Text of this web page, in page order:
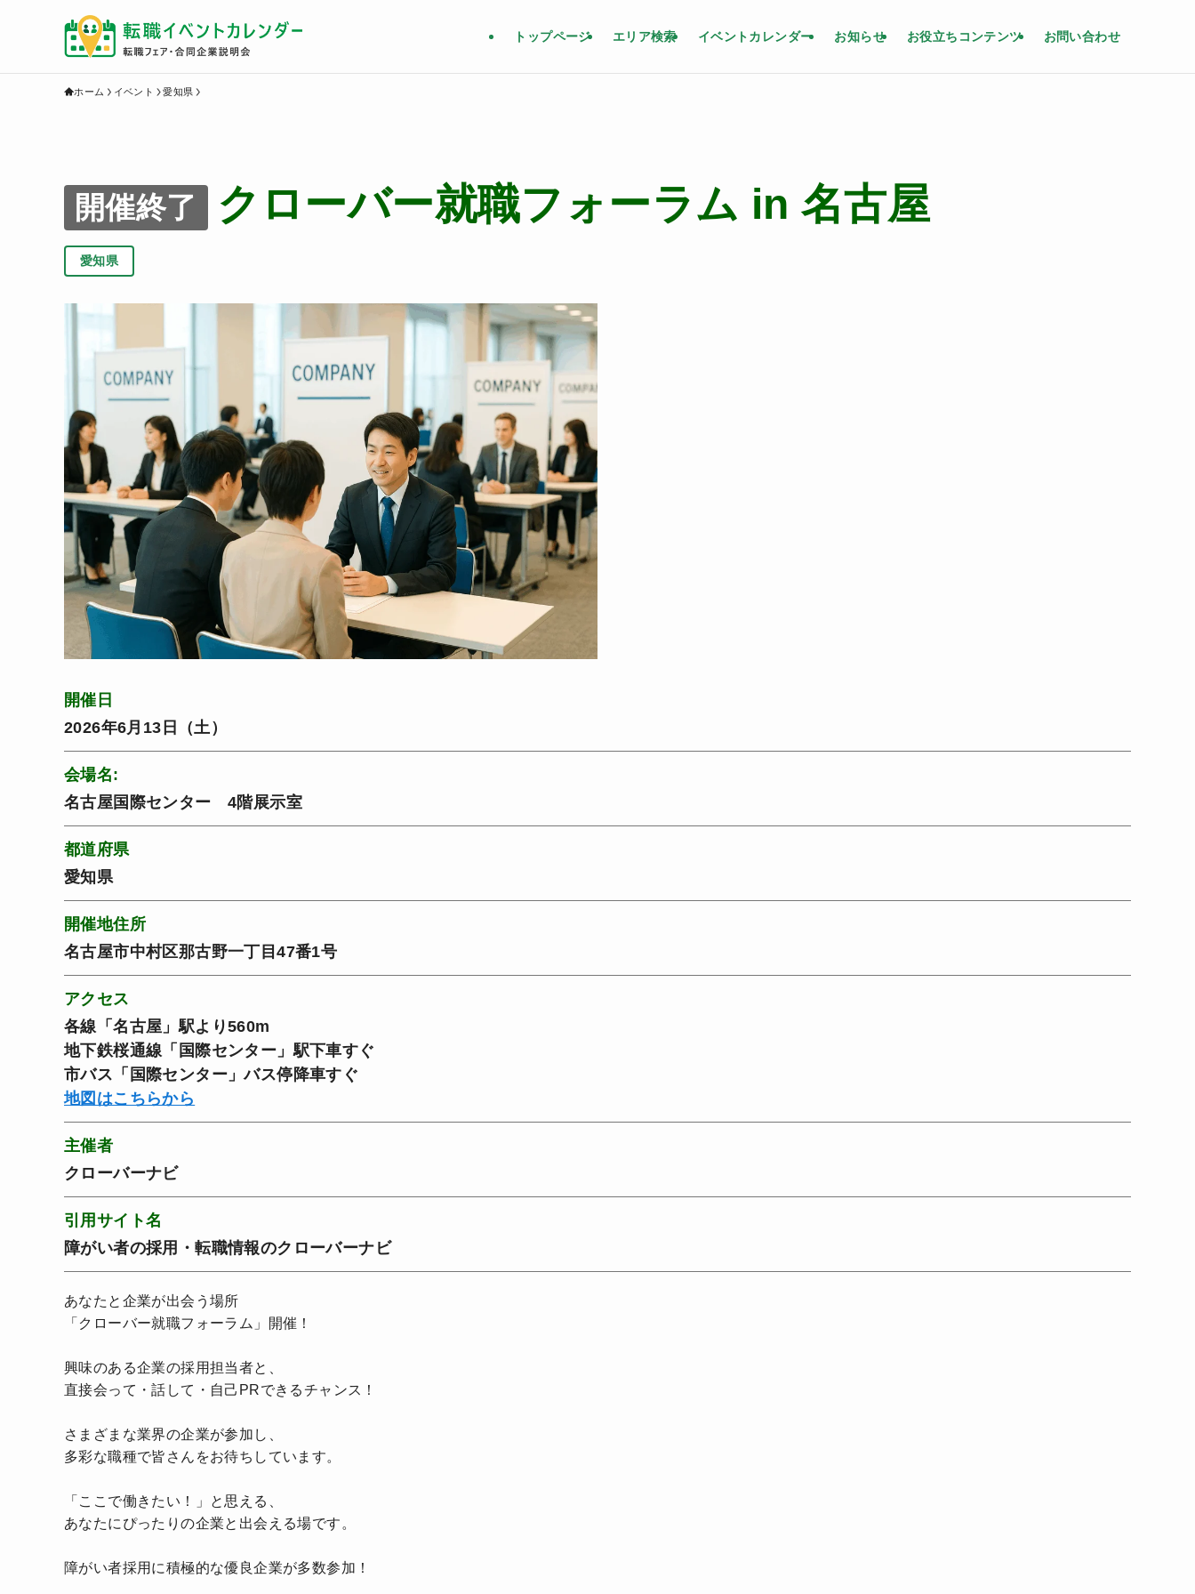
トップページ エリア検索 イベントカレンダー お知らせ お役立ちコンテンツ お問い合わせ
ホーム イベント 愛知県
開催終了 クローバー就職フォーラム in 名古屋
愛知県
開催日
2026年6月13日（土）
会場名:
名古屋国際センター 4階展示室
都道府県
愛知県
開催地住所
名古屋市中村区那古野一丁目47番1号
アクセス
各線「名古屋」駅より560m
地下鉄桜通線「国際センター」駅下車すぐ
市バス「国際センター」バス停降車すぐ
地図はこちらから
主催者
クローバーナビ
引用サイト名
障がい者の採用・転職情報のクローバーナビ
あなたと企業が出会う場所
「クローバー就職フォーラム」開催！
興味のある企業の採用担当者と、
直接会って・話して・自己PRできるチャンス！
さまざまな業界の企業が参加し、
多彩な職種で皆さんをお待ちしています。
「ここで働きたい！」と思える、
あなたにぴったりの企業と出会える場です。
障がい者採用に積極的な優良企業が多数参加！